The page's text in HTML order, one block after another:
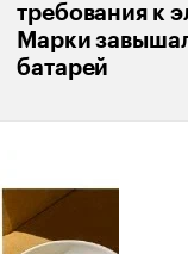
требования к
Марки
батарей